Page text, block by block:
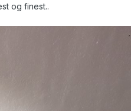
og finest..